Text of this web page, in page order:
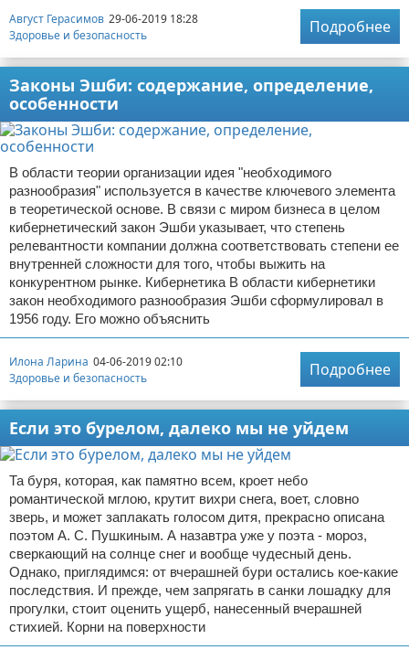
Август Герасимов 29-06-2019 18:28
Здоровье и безопасность
Подробнее
Законы Эшби: содержание, определение,
особенности
В области теории организации идея "необходимого
разнообразия" используется в качестве ключевого элемента
в теоретической основе. В связи с миром бизнеса в целом
кибернетический закон Эшби указывает, что степень
релевантности компании должна соответствовать степени ее
внутренней сложности для того, чтобы выжить на
конкурентном рынке. Кибернетика В области кибернетики
закон необходимого разнообразия Эшби сформулировал в
1956 году. Его можно объяснить
Илона Ларина 04-06-2019 02:10
Здоровье и безопасность
Подробнее
Если это бурелом, далеко мы не уйдем
Та буря, которая, как памятно всем, кроет небо
романтической мглою, крутит вихри снега, воет, словно
зверь, и может заплакать голосом дитя, прекрасно описана
поэтом А. С. Пушкиным. А назавтра уже у поэта - мороз,
сверкающий на солнце снег и вообще чудесный день.
Однако, приглядимся: от вчерашней бури остались кое-какие
последствия. И прежде, чем запрягать в санки лошадку для
прогулки, стоит оценить ущерб, нанесенный вчерашней
стихией. Корни на поверхности